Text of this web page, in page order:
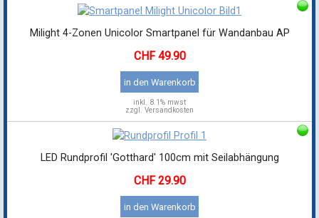
Milight 4-Zonen Unicolor Smartpanel für Wandanbau AP
49.90
in den Warenkorb
inkl. 8.1% mwst
zzgl. Versandkosten
LED Rundprofil 'Gotthard' 100cm mit Seilabhängung
29.90
in den Warenkorb